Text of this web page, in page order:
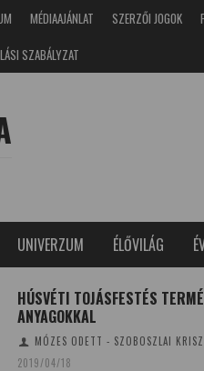
MÉDIAAJÁNLAT SZERZŐI JOGOK
SZABÁLYZAT
UNIVERZUM ÉLŐVILÁG
HÚSVÉTI TOJÁSFESTÉS
ANYAGOKKAL
MÓZES ODETT - SZOBOSZLAI
2019/04/18